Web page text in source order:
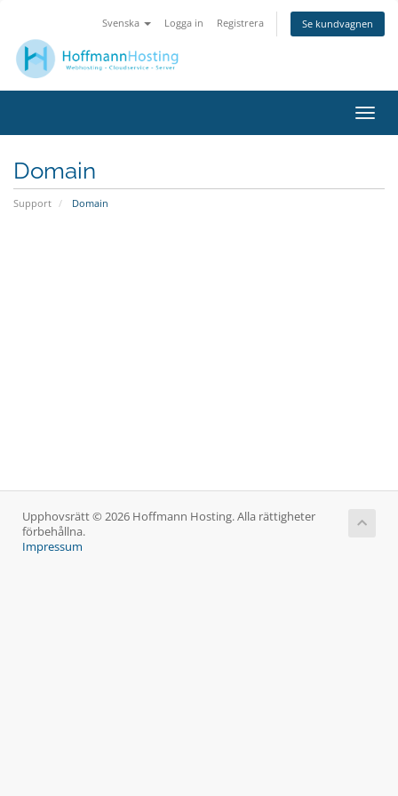
Svenska Logga in Registrera Se kundvagnen
Växla
Domain
Support Domain
Upphovsrätt © 2026 Hoffmann Hosting. Alla rättigheter
förbehållna.
Impressum